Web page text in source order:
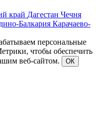
край Дагестан Чечня
Балкария Карачаево-
персональные
чтобы обеспечить
веб-сайтом.
ОК